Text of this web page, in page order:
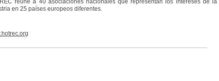
reúne a 40 asociaciones nacionales que representan los intereses de la
en 25 países europeos diferentes.